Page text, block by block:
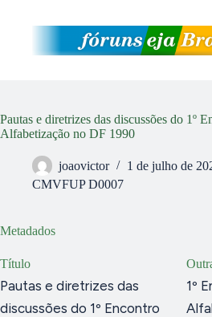
Pautas e diretrizes das discussões do 1º
Alfabetização no DF 1990
joaovictor
1 de julho de
CMVFUP D0007
Metadados
Título
Pautas e diretrizes das
discussões do 1º Encontro
1º